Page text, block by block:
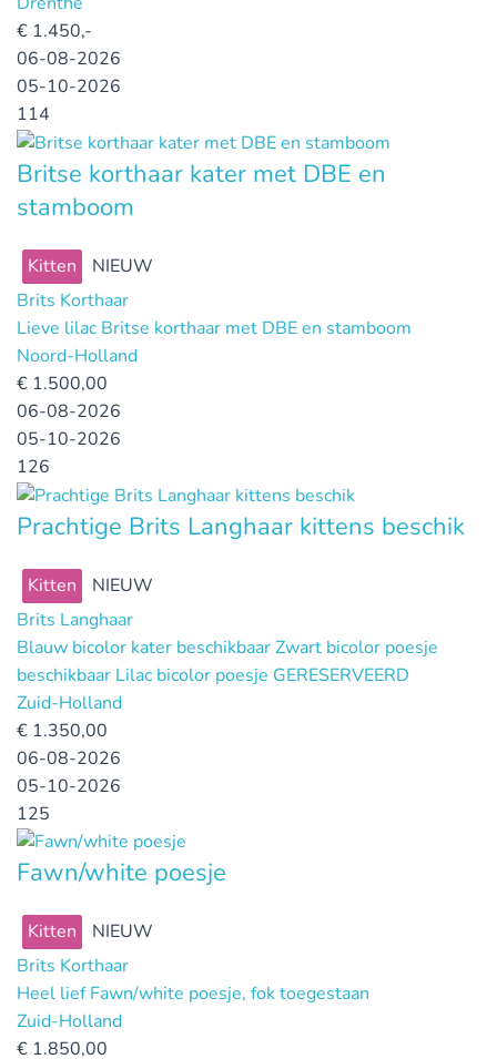
€ 1.450,-
06-08-2026
05-10-2026
114
Britse korthaar kater met DBE en
stamboom
Kitten
NIEUW
Brits Korthaar
Lieve lilac Britse korthaar met DBE en stamboom
Noord-Holland
€ 1.500,00
06-08-2026
05-10-2026
126
Prachtige Brits Langhaar kittens beschik
Kitten
NIEUW
Brits Langhaar
Blauw bicolor kater beschikbaar Zwart bicolor poesje
beschikbaar Lilac bicolor poesje GERESERVEERD
Zuid-Holland
€ 1.350,00
06-08-2026
05-10-2026
125
Fawn/white poesje
Kitten
NIEUW
Brits Korthaar
Heel lief Fawn/white poesje, fok toegestaan
Zuid-Holland
€ 1.850,00